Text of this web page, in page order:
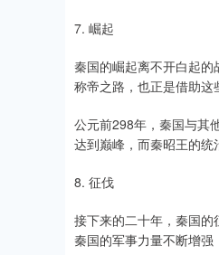
7. 崛起
秦国的崛起离不开白起
称帝之路，也正是借助这
公元前298年，秦国与其
达到巅峰，而秦昭王的统
8. 征伐
接下来的二十年，秦国的
秦国的军事力量不断增强